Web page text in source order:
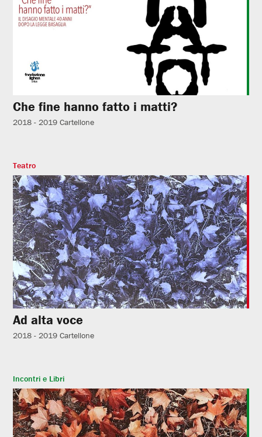
Che fine hanno fatto i matti?
2018 - 2019 Cartellone
Teatro
Ad alta voce
2018 - 2019 Cartellone
Incontri e Libri